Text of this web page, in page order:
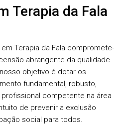
Terapia da Fala
Terapia da Fala compromete-
abrangente da qualidade
objetivo é dotar os
fundamental, robusto,
competente na área
de prevenir a exclusão
social para todos.